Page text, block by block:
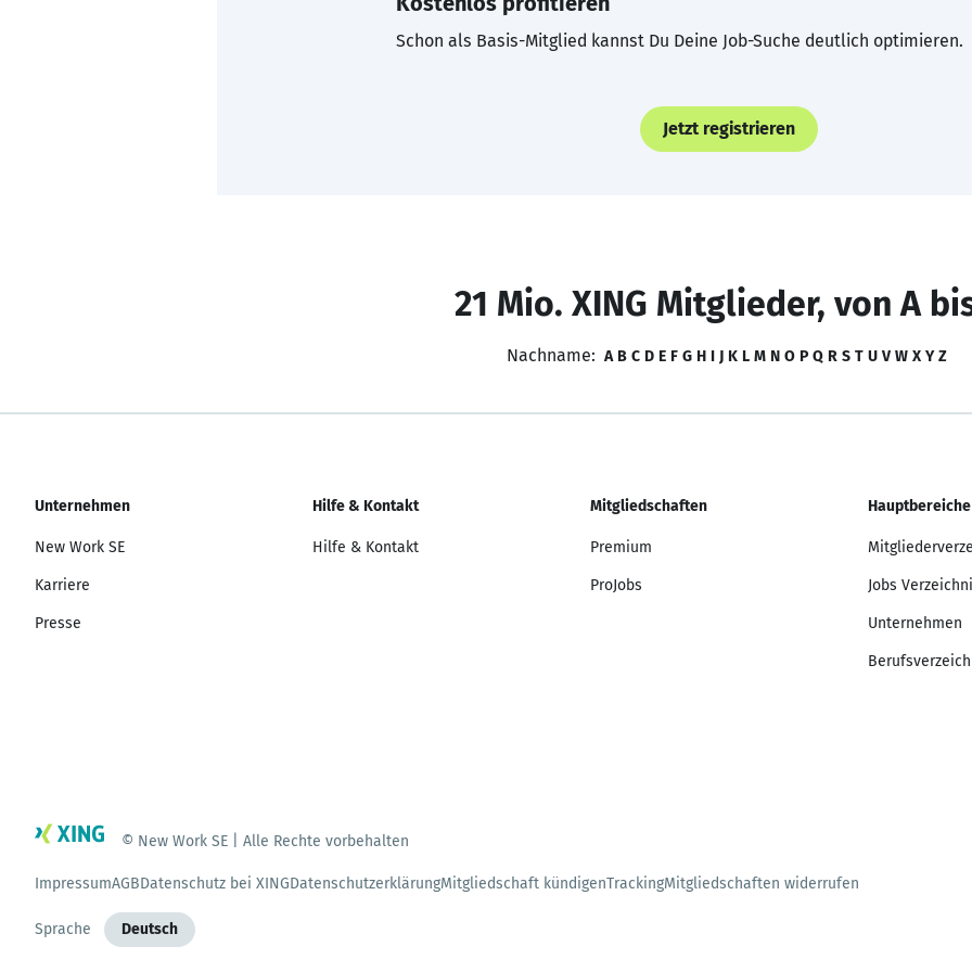
Schon als Basis-Mitglied kannst Du Deine Job-Suche deutlich optimieren.
Jetzt registrieren
21 Mio. XING Mitglieder, von A
Nachname: A B C D E F G H I J K L M N O P Q R S T U V W X Y Z
Unternehmen
New Work SE
Karriere
Presse
Hilfe & Kontakt
Hilfe & Kontakt
Mitgliedschaften
Premium
ProJobs
Hauptbereiche
Jobs
Unternehmen
© New Work SE | Alle Rechte vorbehalten
ImpressumAGBDatenschutz bei XINGDatenschutzerklärungMitgliedschaft kündigenTrackingMitgliedschaften widerrufen
Sprache Deutsch